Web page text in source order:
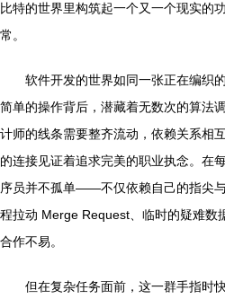
比特的世界里构筑起一个又一个现实
常。
软件开发的世界如同一张正在编织
简单的操作背后，潜藏着无数次的算法
计师的线条需要整齐流动，依赖关系相
的连接见证着追求完美的职业执念。在
序员并不孤单——不仅依赖自己的指尖
程拉动 Merge Request、临时的疑难数
合作不易。
但在复杂任务面前，这一群手指时